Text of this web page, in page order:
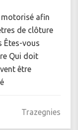
afin
de clôture
Êtes-vous
Qui doit
être
Trazegnies